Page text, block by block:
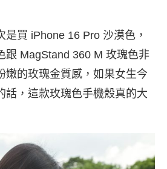
是買 iPhone 16 Pro 沙漠色，
跟 MagStand 360 M 玫瑰色非
嫩的玫瑰金質感，如果女生今
話，這款玫瑰色手機殼真的大